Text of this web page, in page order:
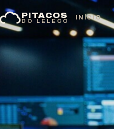
para
o
conteúdo
PITACOS
DO LELECO
INÍCIO